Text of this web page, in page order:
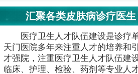
汇聚各类皮肤病诊疗医
医疗卫生人才队伍建设是诊疗
天门医院多年来注重人才的培养和
才强院，注重医疗卫生人才队伍建
临床、护理、检验、药剂等专业人